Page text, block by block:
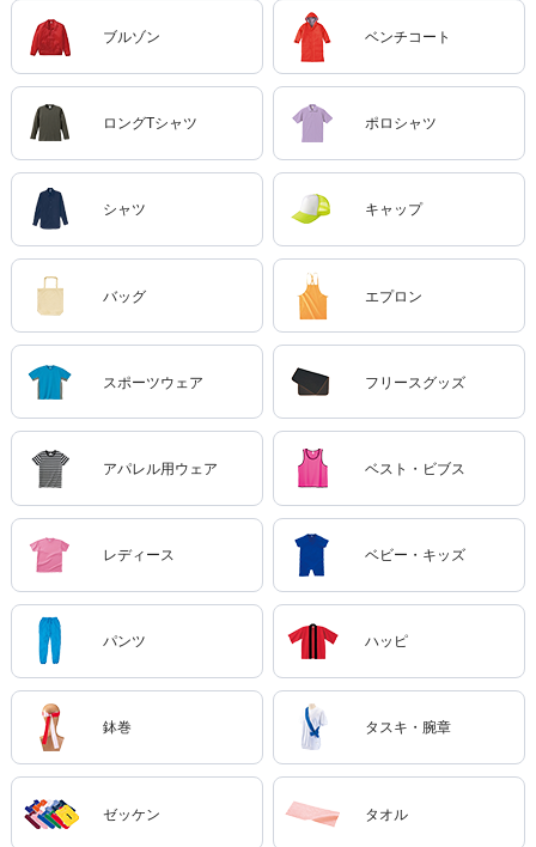
ブルゾン ベンチコート
ロングTシャツ ポロシャツ
シャツ キャップ
バッグ エプロン
スポーツウェア フリースグッズ
アパレル用ウェア ベスト・ビブス
レディース ベビー・キッズ
パンツ ハッピ
鉢巻 タスキ・腕章
ゼッケン タオル